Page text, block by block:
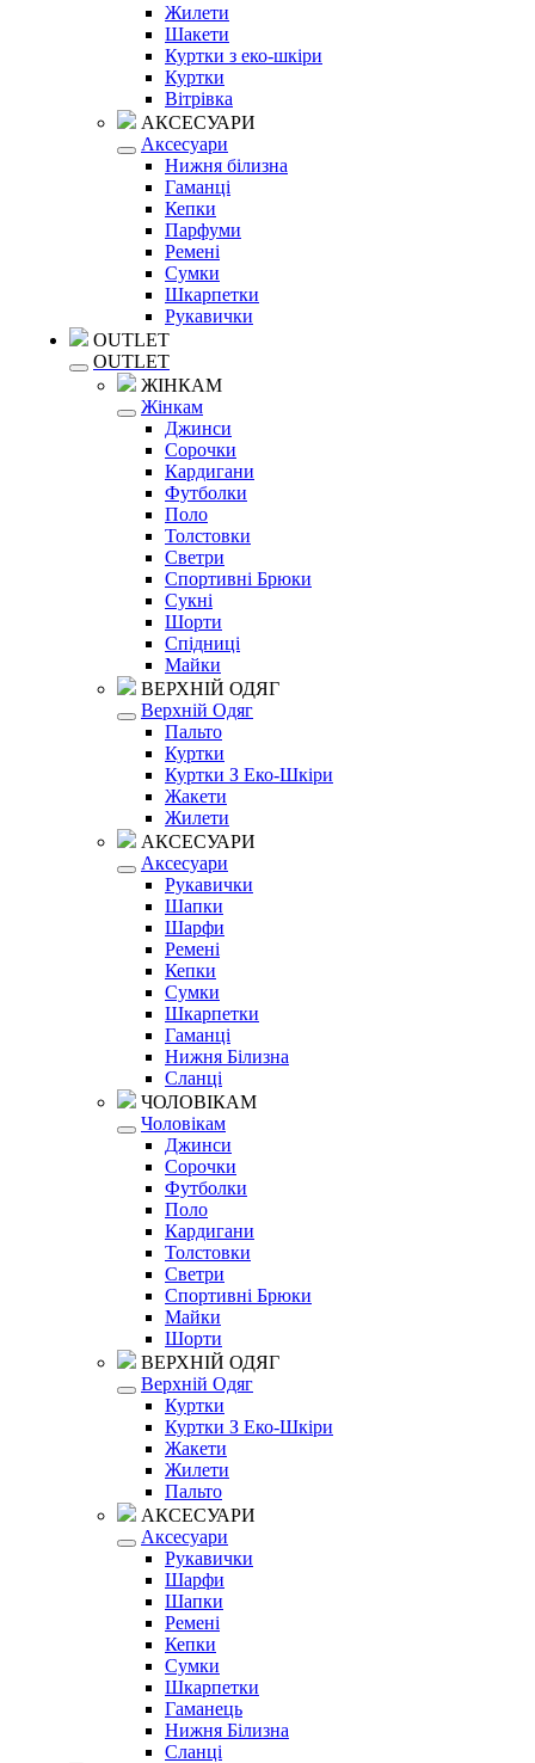
Жилети
Шакети
Куртки з еко-шкіри
Куртки
Вітрівка
АКСЕСУАРИ
Аксесуари
Нижня білизна
Гаманці
Кепки
Парфуми
Ремені
Сумки
Шкарпетки
Рукавички
OUTLET
OUTLET
ЖІНКАМ
Жінкам
Джинси
Сорочки
Кардигани
Футболки
Поло
Толстовки
Светри
Спортивні Брюки
Сукні
Шорти
Спідниці
Майки
ВЕРХНІЙ ОДЯГ
Верхній Одяг
Пальто
Куртки
Куртки З Еко-Шкіри
Жакети
Жилети
АКСЕСУАРИ
Аксесуари
Рукавички
Шапки
Шарфи
Ремені
Кепки
Сумки
Шкарпетки
Гаманці
Нижня Білизна
Сланці
ЧОЛОВІКАМ
Чоловікам
Джинси
Сорочки
Футболки
Поло
Кардигани
Толстовки
Светри
Спортивні Брюки
Майки
Шорти
ВЕРХНІЙ ОДЯГ
Верхній Одяг
Куртки
Куртки З Еко-Шкіри
Жакети
Жилети
Пальто
АКСЕСУАРИ
Аксесуари
Рукавички
Шарфи
Шапки
Ремені
Кепки
Сумки
Шкарпетки
Гаманець
Нижня Білизна
Сланці